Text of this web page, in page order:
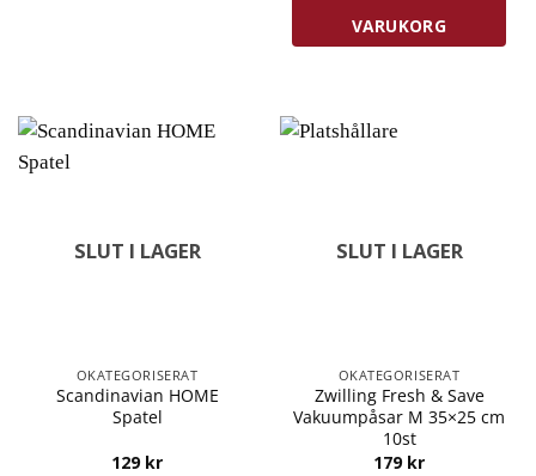
VARUKORG
SLUT I LAGER
OKATEGORISERAT
Scandinavian HOME
Spatel
129 kr
SLUT I LAGER
OKATEGORISERAT
Zwilling Fresh & Save
Vakuumpåsar M 35×25 cm
10st
179 kr